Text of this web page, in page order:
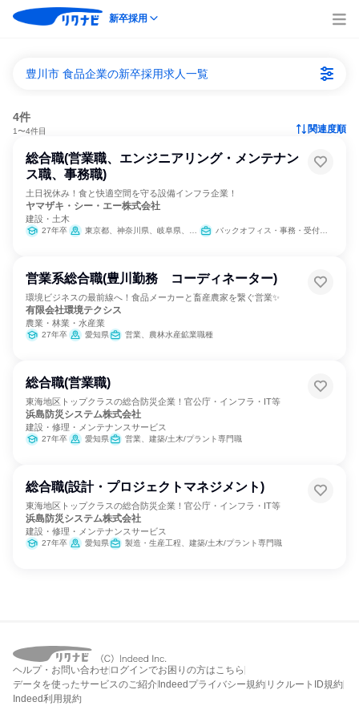
新卒採用
豊川市 食品企業の新卒採用求人一覧
4件
1〜4件目 関連度順
総合職(営業職、エンジニアリング・メンテナン
ス職、事務職)
土日祝休み！食と快適空間を守る設備インフラ企業！
ヤマザキ・シー・エー株式会社
建設・土木
27年卒 東京都、神奈川県、岐阜県、静岡県、愛知県 バックオフィス・事務・受付、営業、建築/土木/プラント専門職
営業系総合職(豊川勤務 コーディネーター)
環境ビジネスの最前線へ！食品メーカーと畜産農家を繋ぐ営業✨
有限会社環境テクシス
農業・林業・水産業
27年卒 愛知県 営業、農林水産鉱業職種
総合職(営業職)
東海地区トップクラスの総合防災企業！官公庁・インフラ・IT等
浜島防災システム株式会社
建設・修理・メンテナンスサービス
27年卒 愛知県 営業、建築/土木/プラント専門職
総合職(設計・プロジェクトマネジメント)
東海地区トップクラスの総合防災企業！官公庁・インフラ・IT等
浜島防災システム株式会社
建設・修理・メンテナンスサービス
27年卒 愛知県 製造・生産工程、建築/土木/プラント専門職
ヘルプ・お問い合わせ ログインでお困りの方はこちら
データを使ったサービスのご紹介 Indeedプライバシー規約 リクルートID規約
Indeed利用規約